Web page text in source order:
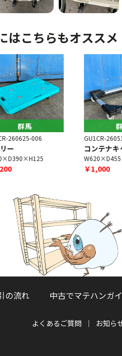
はこちらもオススメ
群馬
260625-006
ー
GU1CR-
コンテナキ
￥1,000
の流れ 中古でマテハンガ
よくあるご質問 お知ら